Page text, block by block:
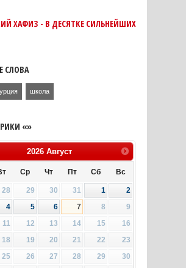
ХАФИЗ - В ДЕСЯТКЕ СИЛЬНЕЙШИХ
СЛОВА
школа
«»
2026 Август
Ср Чт Пт Сб Вс
28 29 30 31 1
2
4 5 6 7 8
9
11 12 13 14 15
16
18 19 20 21 22
23
25 26 27 28 29
30